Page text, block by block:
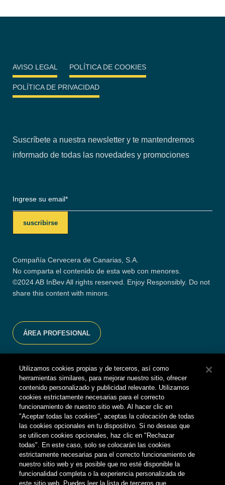
AVISO LEGAL POLÍTICA DE COOKIES
POLÍTICA DE PRIVACIDAD
Suscríbete a nuestra newsletter y te mantendremos
informado de todas las novedades y promociones
Compañía Cervecera de Canarias, S.A.
No comparta el contenido de esta web con menores.
©2024 AB InBev All rights reserved. Enjoy Responsibly. Do not
share this content with minors.
ÁREA PROFESIONAL
responsable.
No compartas este contenido con personas que no tengan la
edad legal para consumir alcohol.
Configuración de cookies
Utilizamos cookies propias y de terceros, así como
herramientas similares, para mejorar nuestro sitio, ofrecer
contenido personalizado y publicidad relevante. Utilizamos
cookies estrictamente necesarias para el correcto
funcionamiento de nuestro sitio web. Al hacer clic en
"Aceptar todas las cookies", aceptas la colocación de todas
las cookies opcionales en tu dispositivo. Si no deseas que
se utilicen cookies opcionales, haz clic en "Rechazar
todas". En este caso, solo se colocarán las cookies
estrictamente necesarias para el correcto funcionamiento de
nuestro sitio web y es posible que no esté disponible la
funcionalidad completa o la experiencia personalizada de
este sitio web. Puedes leer la lista de terceros que